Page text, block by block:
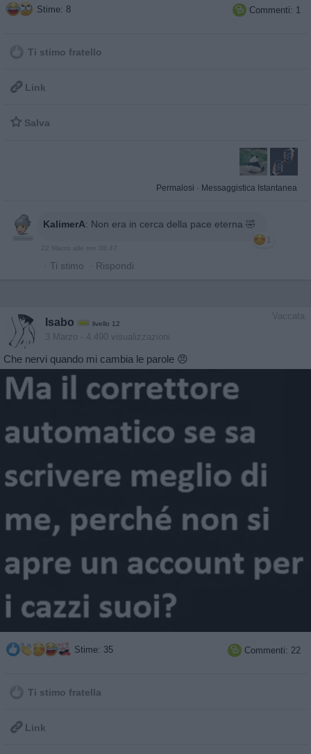
Stime: 8  Commenti: 1
Ti stimo fratello
 Link
 Salva
Permalosi · Messaggistica Istantanea
KalimerA: Non era in cerca della pace eterna 🤣
1
22 Marzo alle ore 08:47
· Ti stimo · Rispondi
Vaccata
Isabo livello 12
3 Marzo - 4.490 visualizzazioni
Che nervi quando mi cambia le parole 😠
Stime: 35  Commenti: 22
Ti stimo fratella
 Link